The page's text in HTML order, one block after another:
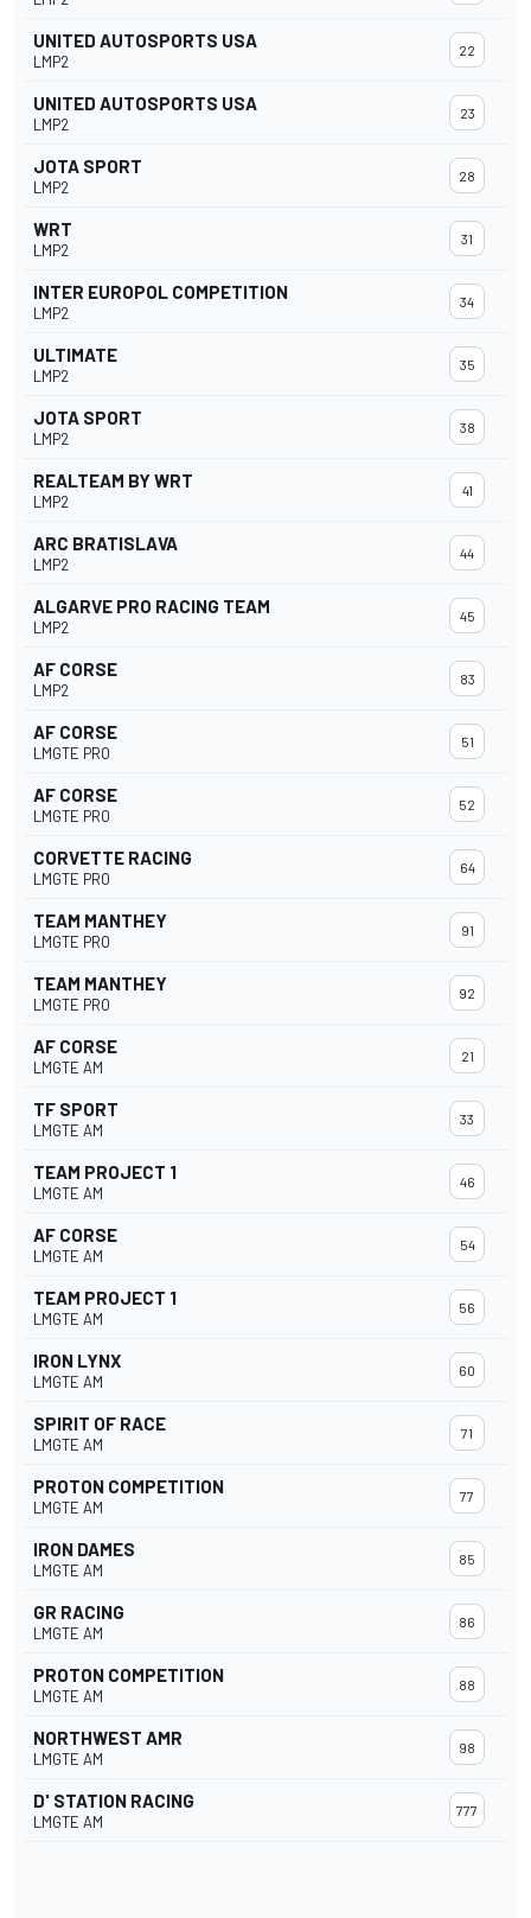
UNITED AUTOSPORTS USA
LMP2
22
UNITED AUTOSPORTS USA
LMP2
23
JOTA SPORT
LMP2
28
WRT
LMP2
31
INTER EUROPOL COMPETITION
LMP2
34
ULTIMATE
LMP2
35
JOTA SPORT
LMP2
38
REALTEAM BY WRT
LMP2
41
ARC BRATISLAVA
LMP2
44
ALGARVE PRO RACING TEAM
LMP2
45
AF CORSE
LMP2
83
AF CORSE
LMGTE PRO
51
AF CORSE
LMGTE PRO
52
CORVETTE RACING
LMGTE PRO
64
TEAM MANTHEY
LMGTE PRO
91
TEAM MANTHEY
LMGTE PRO
92
AF CORSE
LMGTE AM
21
TF SPORT
LMGTE AM
33
TEAM PROJECT 1
LMGTE AM
46
AF CORSE
LMGTE AM
54
TEAM PROJECT 1
LMGTE AM
56
IRON LYNX
LMGTE AM
60
SPIRIT OF RACE
LMGTE AM
71
PROTON COMPETITION
LMGTE AM
77
IRON DAMES
LMGTE AM
85
GR RACING
LMGTE AM
86
PROTON COMPETITION
LMGTE AM
88
NORTHWEST AMR
LMGTE AM
98
D' STATION RACING
LMGTE AM
777